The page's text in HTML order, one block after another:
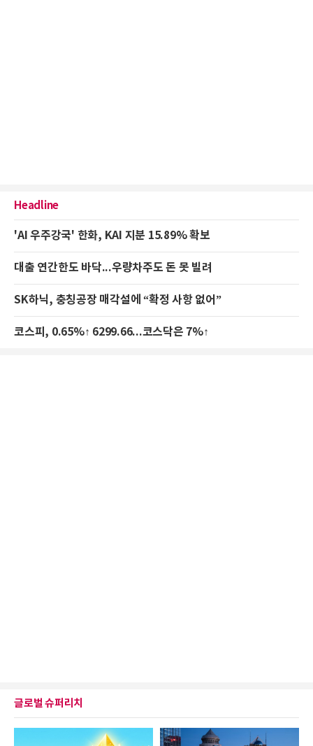
Headline
'AI 우주강국' 한화, KAI 지분 15.89% 확보
대출 연간한도 바닥...우량차주도 돈 못 빌려
SK하닉, 충칭공장 매각설에 “확정 사항 없어”
코스피, 0.65%↑ 6299.66...코스닥은 7%↑
글로벌 슈퍼리치